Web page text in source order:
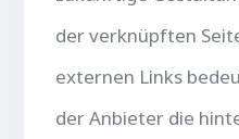
der verknüpften
externen Links
der Anbieter die